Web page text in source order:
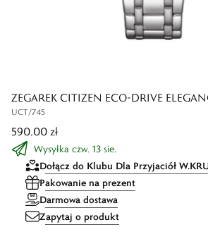
ZEGAREK CITIZEN ECO-DRIVE
UCT/745
590,00 zł
Wysyłka czw. 13 sie.
Dołącz do Klubu Dla Przyjaciół
Pakowanie na prezent
Darmowa dostawa
Zapytaj o produkt